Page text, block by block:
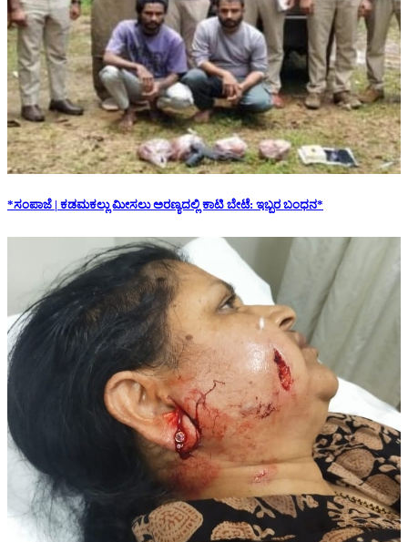
*ಸಂಪಾಜೆ | ಕಡಮಕಲ್ಲು ಮೀಸಲು ಅರಣ್ಯದಲ್ಲಿ ಕಾಟಿ ಬೇಟೆ: ಇಬ್ಬರ ಬಂಧನ*